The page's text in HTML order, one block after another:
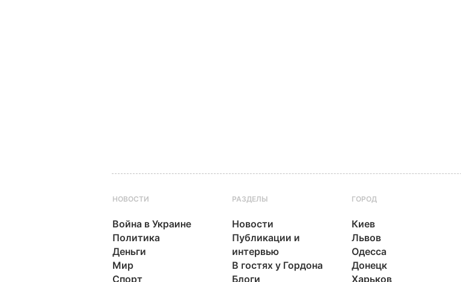
НОВОСТИ
Война в Украине
Политика
Деньги
Мир
Спорт
РАЗДЕЛЫ
Новости
Публикации и
интервью
В гостях у Гордона
Блоги
ГОРОД
Киев
Львов
Одесса
Донецк
Харьков